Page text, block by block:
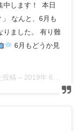
ㅤㅤㅤㅤㅤㅤㅤㅤㅤ 本日
なんと、6月も
りました。 有り難
6月もどうか見
投稿 – 2019年 6月月3日午前3時44分PDT